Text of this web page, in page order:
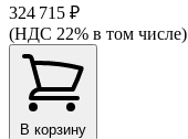
324 715 ₽
(НДС 22% в том числе)
В корзину